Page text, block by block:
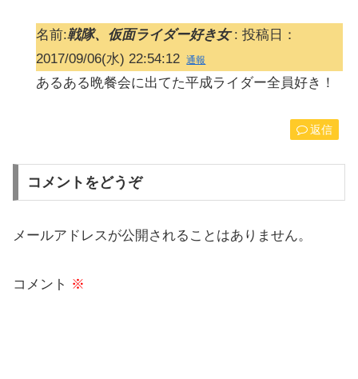
名前:戦隊、仮面ライダー好き女: 投稿日：
2017/09/06(水) 22:54:12 通報
あるある晩餐会に出てた平成ライダー全員好き！
返信
コメントをどうぞ
メールアドレスが公開されることはありません。
コメント ※